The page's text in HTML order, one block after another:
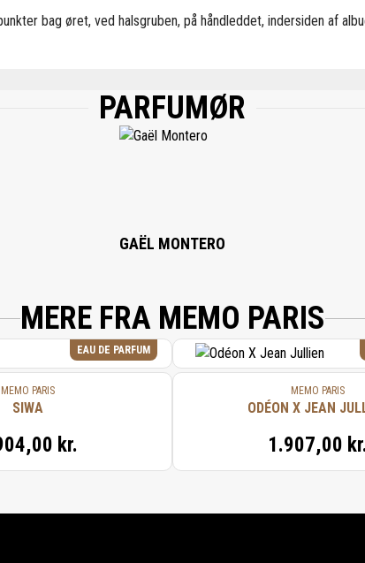
bag øret, ved halsgruben, på håndleddet, indersiden af
(WATER), ETHYLHEXYL SALICYLATE, BUTYL
CITRONELLOL, LINALOOL, GERANIOL, CINNAMAL, ISOEUGENOL,
PARFUMØR
GAËL MONTERO
MERE FRA MEMO PARIS
EAU DE PARFUM
MEMO PARIS
SIWA
kr.
MEMO PARIS
ODÉON X JEAN
1.907,00